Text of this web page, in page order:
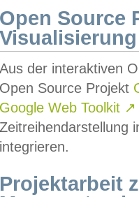
Open Source
Visualisierung
Aus der interaktiven
Open Source Projekt
Google Web Toolkit ↗
Zeitreihendarstellung
integrieren.
Projektarbeit